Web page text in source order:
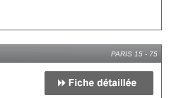
PARIS 15 - 75